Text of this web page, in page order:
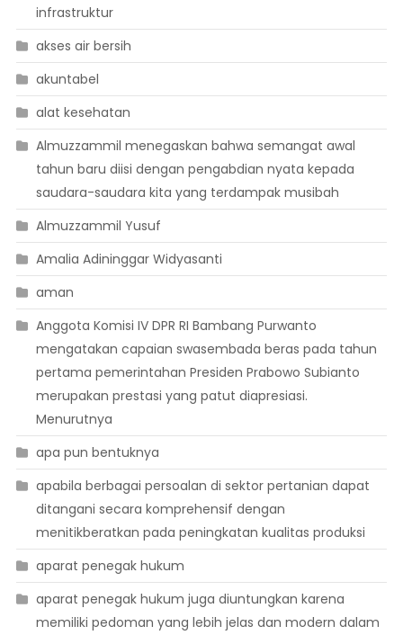
infrastruktur
akses air bersih
akuntabel
alat kesehatan
Almuzzammil menegaskan bahwa semangat awal
tahun baru diisi dengan pengabdian nyata kepada
saudara-saudara kita yang terdampak musibah
Almuzzammil Yusuf
Amalia Adininggar Widyasanti
aman
Anggota Komisi IV DPR RI Bambang Purwanto
mengatakan capaian swasembada beras pada tahun
pertama pemerintahan Presiden Prabowo Subianto
merupakan prestasi yang patut diapresiasi.
Menurutnya
apa pun bentuknya
apabila berbagai persoalan di sektor pertanian dapat
ditangani secara komprehensif dengan
menitikberatkan pada peningkatan kualitas produksi
aparat penegak hukum
aparat penegak hukum juga diuntungkan karena
memiliki pedoman yang lebih jelas dan modern dalam